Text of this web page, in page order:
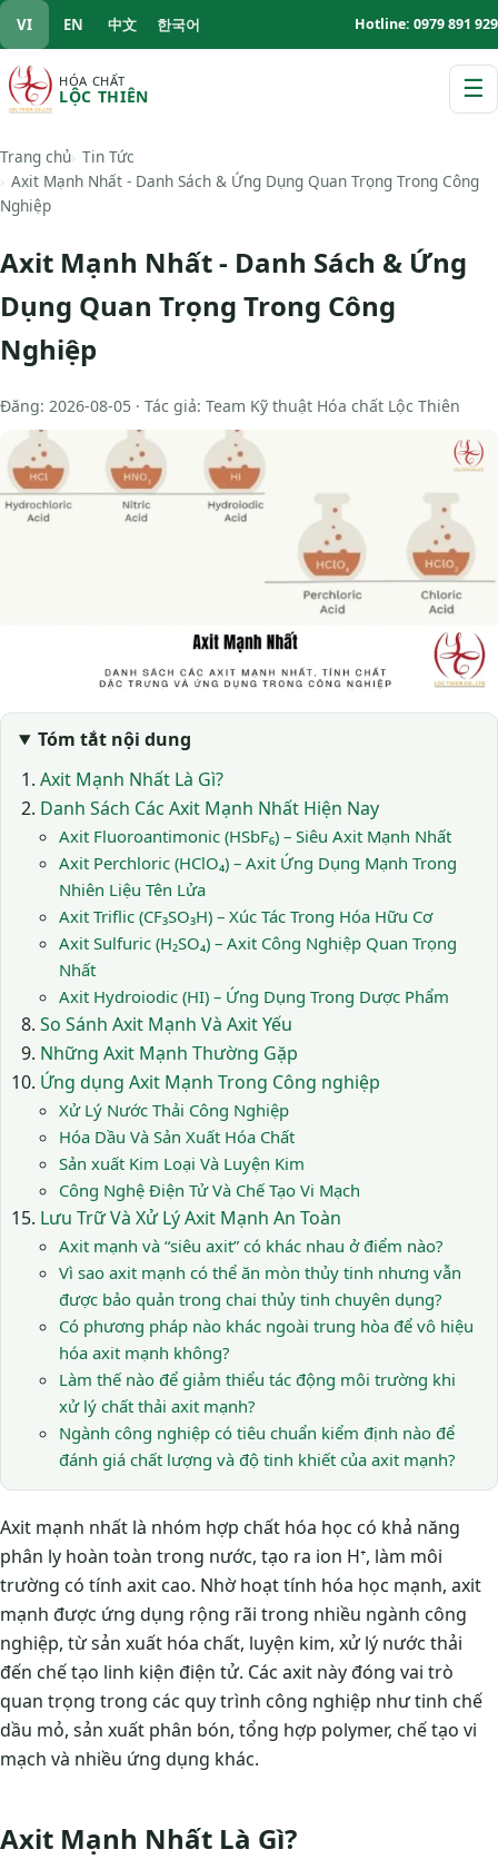
VI EN 中文 한국어 Hotline: 0979 891 929
HÓA CHẤT
LỘC THIÊN ☰
Trang chủ Tin Tức
Axit Mạnh Nhất - Danh Sách & Ứng Dụng Quan Trọng Trong Công
Nghiệp
Axit Mạnh Nhất - Danh Sách & Ứng
Dụng Quan Trọng Trong Công
Nghiệp
Đăng: 2026-08-05 · Tác giả: Team Kỹ thuật Hóa chất Lộc Thiên
Tóm tắt nội dung
Axit Mạnh Nhất Là Gì?
Danh Sách Các Axit Mạnh Nhất Hiện Nay
Axit Fluoroantimonic (HSbF₆) – Siêu Axit Mạnh Nhất
Axit Perchloric (HClO₄) – Axit Ứng Dụng Mạnh Trong
Nhiên Liệu Tên Lửa
Axit Triflic (CF₃SO₃H) – Xúc Tác Trong Hóa Hữu Cơ
Axit Sulfuric (H₂SO₄) – Axit Công Nghiệp Quan Trọng
Nhất
Axit Hydroiodic (HI) – Ứng Dụng Trong Dược Phẩm
So Sánh Axit Mạnh Và Axit Yếu
Những Axit Mạnh Thường Gặp
Ứng dụng Axit Mạnh Trong Công nghiệp
Xử Lý Nước Thải Công Nghiệp
Hóa Dầu Và Sản Xuất Hóa Chất
Sản xuất Kim Loại Và Luyện Kim
Công Nghệ Điện Tử Và Chế Tạo Vi Mạch
Lưu Trữ Và Xử Lý Axit Mạnh An Toàn
Axit mạnh và “siêu axit” có khác nhau ở điểm nào?
Vì sao axit mạnh có thể ăn mòn thủy tinh nhưng vẫn
được bảo quản trong chai thủy tinh chuyên dụng?
Có phương pháp nào khác ngoài trung hòa để vô hiệu
hóa axit mạnh không?
Làm thế nào để giảm thiểu tác động môi trường khi
xử lý chất thải axit mạnh?
Ngành công nghiệp có tiêu chuẩn kiểm định nào để
đánh giá chất lượng và độ tinh khiết của axit mạnh?
Axit mạnh nhất là nhóm hợp chất hóa học có khả năng
phân ly hoàn toàn trong nước, tạo ra ion H⁺, làm môi
trường có tính axit cao. Nhờ hoạt tính hóa học mạnh, axit
mạnh được ứng dụng rộng rãi trong nhiều ngành công
nghiệp, từ sản xuất hóa chất, luyện kim, xử lý nước thải
đến chế tạo linh kiện điện tử. Các axit này đóng vai trò
quan trọng trong các quy trình công nghiệp như tinh chế
dầu mỏ, sản xuất phân bón, tổng hợp polymer, chế tạo vi
mạch và nhiều ứng dụng khác.
Axit Mạnh Nhất Là Gì?